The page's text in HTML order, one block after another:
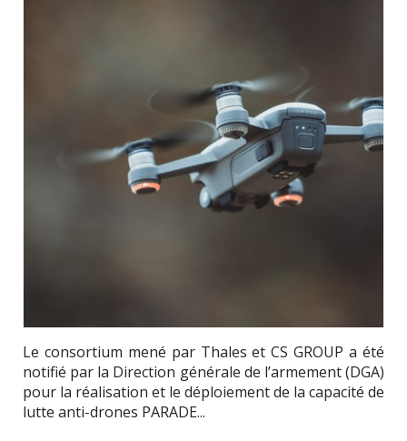
Le consortium mené par Thales et CS GROUP a été
notifié par la Direction générale de l’armement (DGA)
pour la réalisation et le déploiement de la capacité de
lutte anti-drones PARADE...